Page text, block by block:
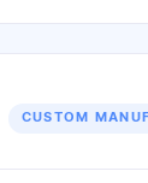
CUSTOM